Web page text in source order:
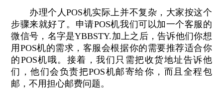
办理个人POS机实际上并不复杂，大家按这个
步骤来就好了。申请POS机我们可以加一个客服的
微信号，名字是YBBSTY.加上之后，告诉他们你想
用POS机的需求，客服会根据你的需要推荐适合你
的POS机哦。接着，我们只需把收货地址告诉他
们，他们会负责把POS机邮寄给你，而且全程包
邮，不用担心邮费问题。